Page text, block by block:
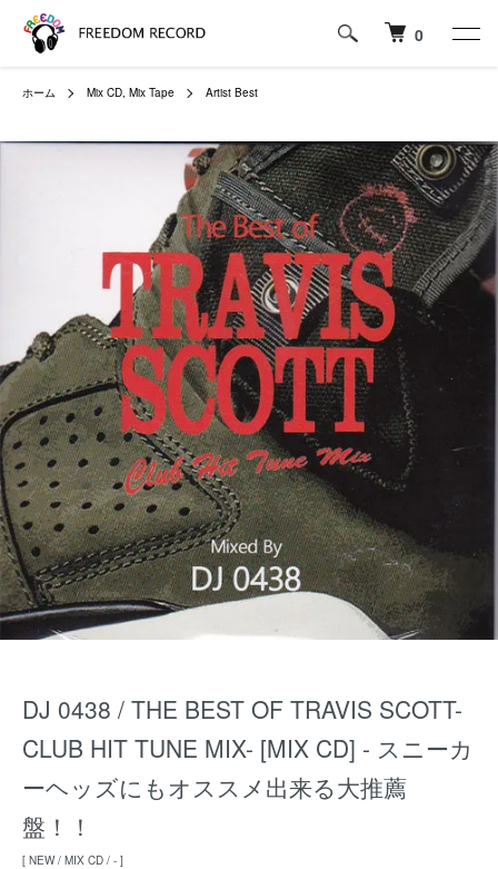
0
ホーム Mix CD, Mix Tape Artist Best
DJ 0438 / THE BEST OF TRAVIS SCOTT-
CLUB HIT TUNE MIX- [MIX CD] - スニーカ
ーヘッズにもオススメ出来る大推薦
盤！！
[ NEW / MIX CD / - ]